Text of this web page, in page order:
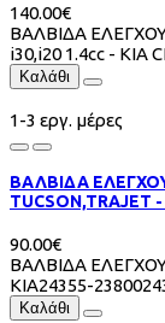
140.00€
ΒΑΛΒΙΔΑ
i30,i20 1.4cc - KIA
Καλάθι
1-3 εργ. μέρες
ΒΑΛΒΙΔΑ
TUCSON,TRAJET
90.00€
ΒΑΛΒΙΔΑ
KIA24355-
Καλάθι